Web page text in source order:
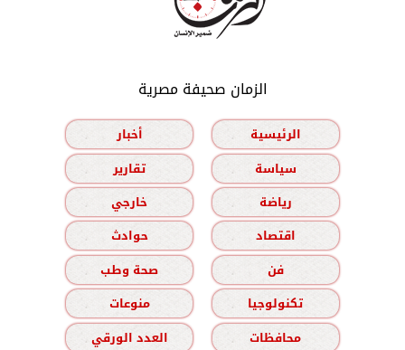
الزمان صحيفة مصرية
الرئيسية
أخبار
سياسة
تقارير
رياضة
خارجي
اقتصاد
حوادث
فن
صحة وطب
تكنولوجيا
منوعات
محافظات
العدد الورقي